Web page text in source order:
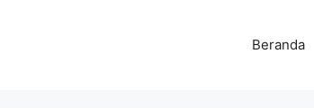
Beranda